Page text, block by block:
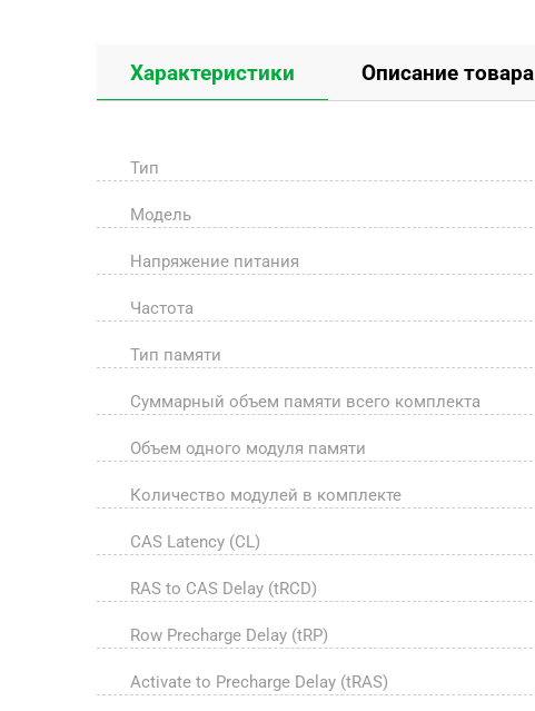
Характеристики Описание товара
Тип
Модель
Напряжение питания
Частота
Тип памяти
Суммарный объем памяти всего комплекта
Объем одного модуля памяти
Количество модулей в комплекте
CAS Latency (CL)
RAS to CAS Delay (tRCD)
Row Precharge Delay (tRP)
Activate to Precharge Delay (tRAS)